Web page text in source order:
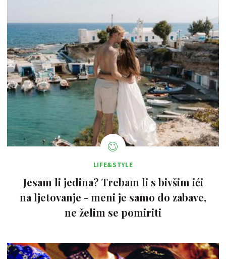
LIFE&STYLE
Jesam li jedina? Trebam li s bivšim ići
na ljetovanje - meni je samo do zabave,
ne želim se pomiriti